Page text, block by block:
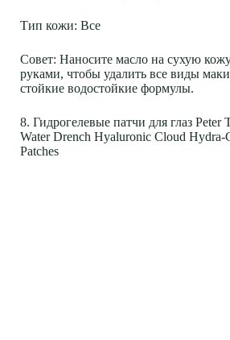
Тип кожи: Все
Совет: Наносите масло на сухую
руками, чтобы удалить все виды
стойкие водостойкие формулы.
8. Гидрогелевые патчи для глаз Peter
Water Drench Hyaluronic Cloud Hydra-
Patches